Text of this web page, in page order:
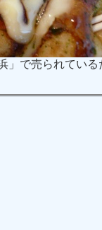
」で売られている